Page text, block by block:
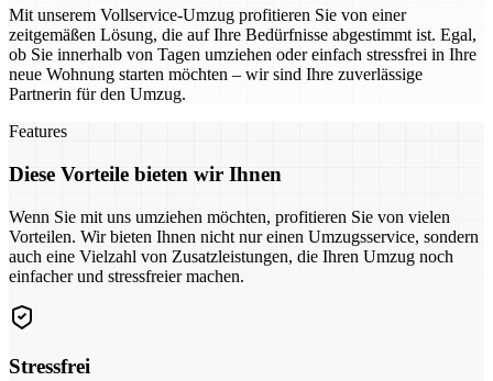
Mit unserem Vollservice-Umzug profitieren Sie von einer
zeitgemäßen Lösung, die auf Ihre Bedürfnisse abgestimmt ist. Egal,
ob Sie innerhalb von Tagen umziehen oder einfach stressfrei in Ihre
neue Wohnung starten möchten – wir sind Ihre zuverlässige
Partnerin für den Umzug.
Features
Diese Vorteile bieten wir Ihnen
Wenn Sie mit uns umziehen möchten, profitieren Sie von vielen
Vorteilen. Wir bieten Ihnen nicht nur einen Umzugsservice, sondern
auch eine Vielzahl von Zusatzleistungen, die Ihren Umzug noch
einfacher und stressfreier machen.
Stressfrei